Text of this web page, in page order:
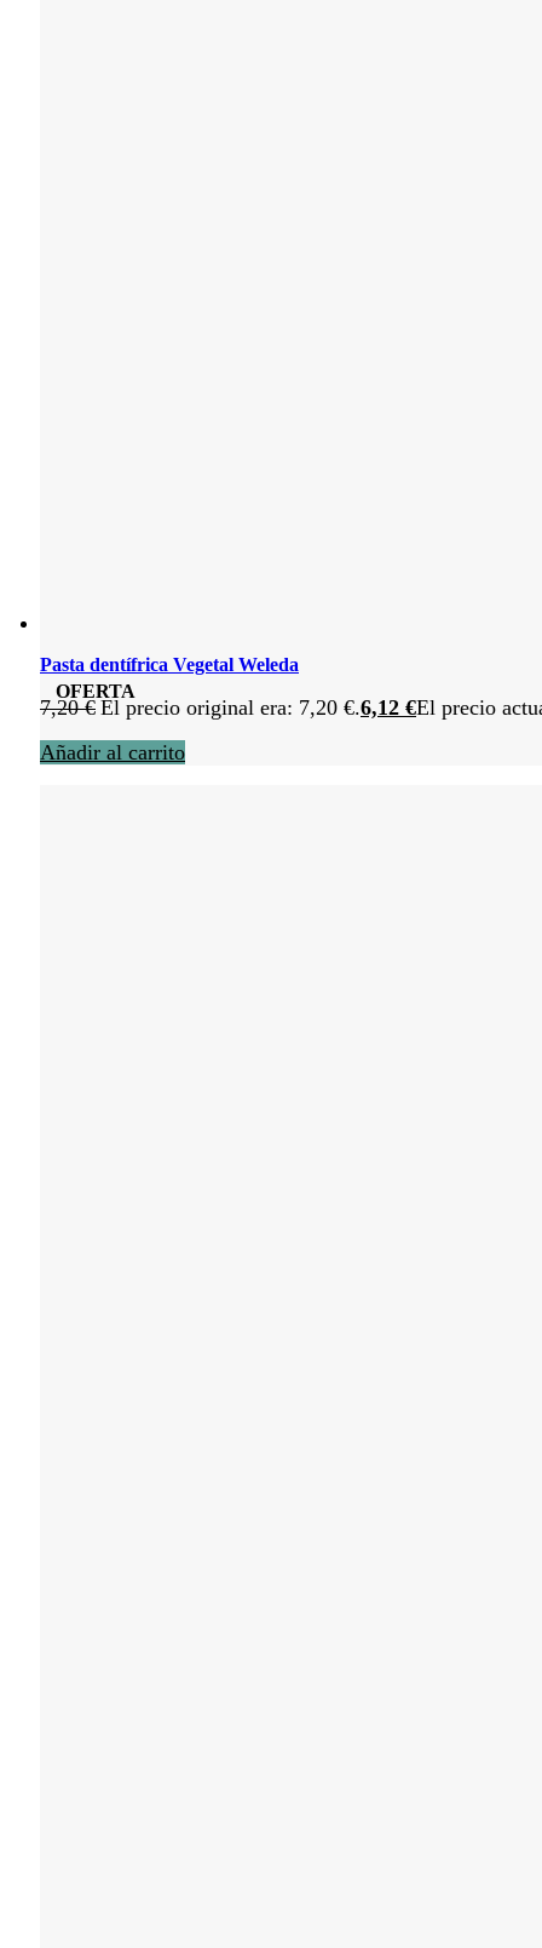
OFERTA
Pasta dentífrica Vegetal Weleda
7,20€ El precio original era: 7,20 €.6,12 €El precio
Añadir al carrito